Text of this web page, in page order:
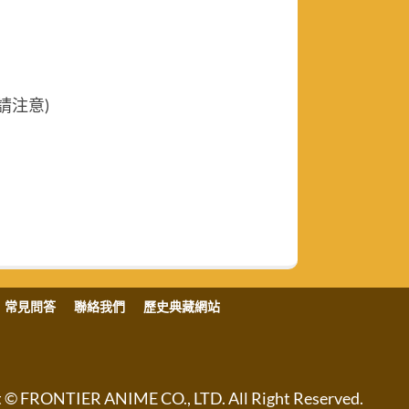
注意)
常見問答 聯絡我們 歷史典藏網站
FRONTIER ANIME CO., LTD. All Right Reserved.